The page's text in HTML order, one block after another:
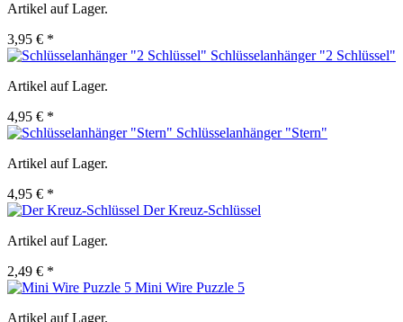
Artikel auf Lager.
3,95 € *
Schlüsselanhänger "2 Schlüssel"
Artikel auf Lager.
4,95 € *
Schlüsselanhänger "Stern"
Artikel auf Lager.
4,95 € *
Der Kreuz-Schlüssel
Artikel auf Lager.
2,49 € *
Mini Wire Puzzle 5
Artikel auf Lager.